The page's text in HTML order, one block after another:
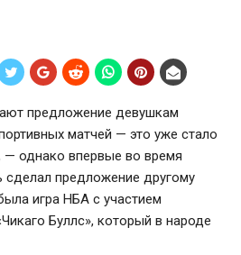
предложение девушкам
матчей — это уже стало
— однако впервые во время
сделал предложение другому
игра НБА с участием
Буллс», который в народе